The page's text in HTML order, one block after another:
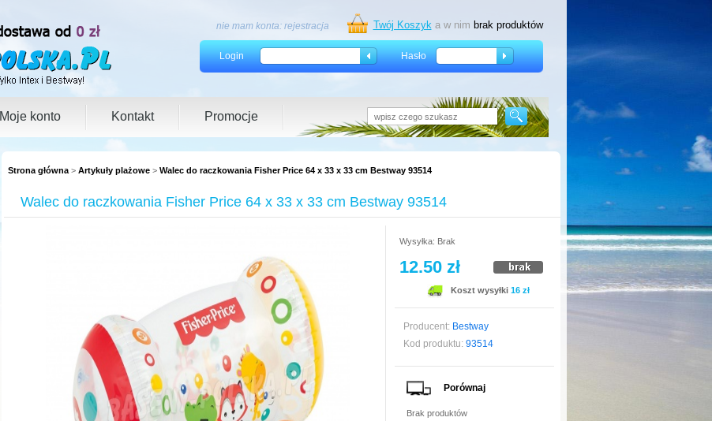
Twój Koszyka w nim brak produktów
nie mam konta: rejestracja
Login Hasło
Moje konto Kontakt Promocje
Strona główna > Artykuły plażowe > Walec do raczkowania Fisher Price 64 x 33 x 33 cm Bestway 93514
Walec do raczkowania Fisher Price 64 x 33 x 33 cm Bestway 93514
Wysyłka: Brak
12.50 zł
Koszt wysyłki 16 zł
Producent: Bestway
Kod produktu: 93514
Porównaj
Brak produktów